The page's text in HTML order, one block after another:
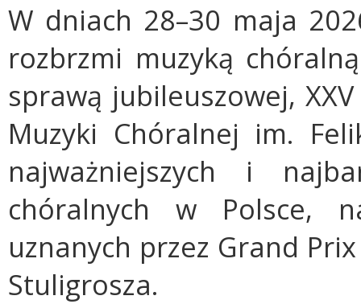
W dniach 28–30 maja
rozbrzmi muzyką
sprawą jubileuszowej,
Muzyki Chóralnej im.
najważniejszych i
chóralnych w Polsce,
uznanych przez Grand
Stuligrosza.